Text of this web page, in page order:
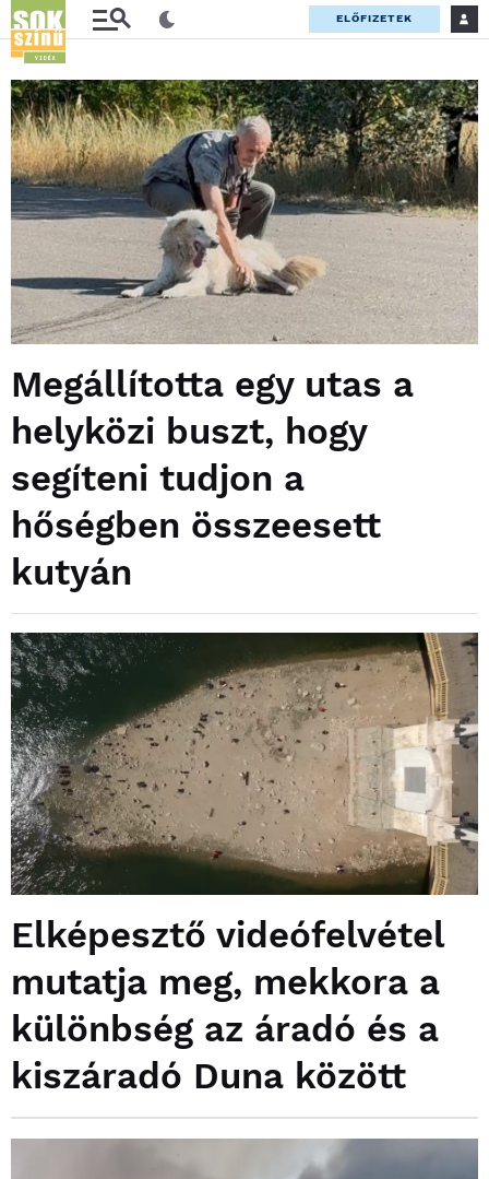
ELŐFIZETEK
Megállította egy utas a
helyközi buszt, hogy
segíteni tudjon a
hőségben összeesett
kutyán
Elképesztő videófelvétel
mutatja meg, mekkora a
különbség az áradó és a
kiszáradó Duna között